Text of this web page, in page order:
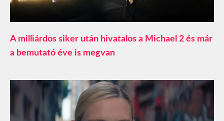
A milliárdos siker után hivatalos a Michael 2 és már
a bemutató éve is megvan